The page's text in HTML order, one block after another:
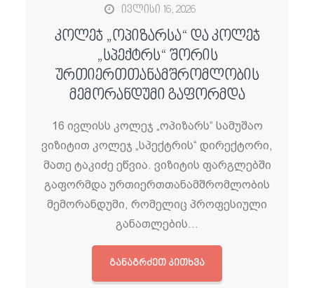
ივლისი 16, 2026
კოლეჯ „ოპიზარსა“ და კოლეჯ
„სპექტრს“ შორის
ურთიერთთანამშრომლობის
მემორანდუმი გაფორმდა
16 ივლისს კოლეჯ „ოპიზარს“ სამუშაო
ვიზიტით კოლეჯ „სპექტრის“ დირექტორი,
მათე ტაკიძე ეწვია. ვიზიტის ფარგლებში
გაფორმდა ურთიერთთანამშრომლობის
მემორანდუმი, რომელიც პროფესიული
განათლების…
ᲒᲐᲜᲐᲒᲠᲫᲔᲗ ᲙᲘᲗᲮᲕᲐ